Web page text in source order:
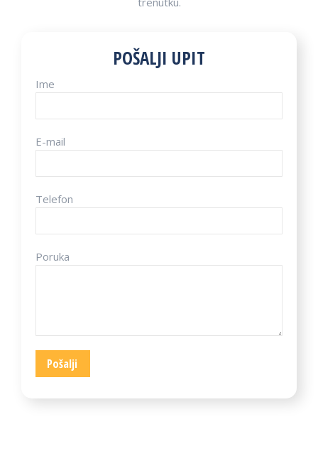
POŠALJI UPIT
Ime
E-mail
Telefon
Poruka